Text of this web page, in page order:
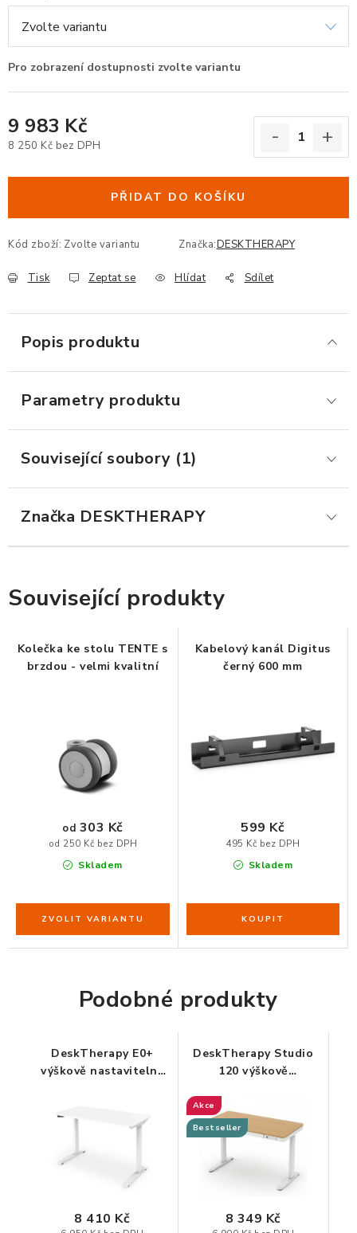
VÝSUVY A DRŽÁKY NA KLÁVESNICI
DRŽÁKY LCD MONITORŮ A TV
STOJANY POD NOTEBOOK
ORGANIZACE KABELŮ
STOJANY NA DOKUMENTY
LED STOLNÍ LAMPY
NÁDOBY NA ODPAD
DESIGN A STYL V KANCELÁŘI
ZDRAVÁ KANCELÁŘ
VODNÍ FILTRY
O nákupu Reklamace, výměna a vrácení
Showroom
9 983 Kč
8 250 Kč bez DPH
PŘIDAT DO KOŠÍKU
Kód zboží: Zvolte variantu Značka:DESKTHERAPY
Tisk Zeptat se Hlídat Sdílet
Popis produktu
Parametry produktu
Související soubory (1)
Značka DESKTHERAPY
Související produkty
Kolečka ke stolu TENTE s
brzdou - velmi kvalitní
Skladem
od 250 Kč bez DPH
od 303 Kč
Kabelový kanál Digitus
černý 600 mm
Skladem
495 Kč bez DPH
599 Kč
Podobné produkty
DeskTherapy E0+
výškově nastavitelný
8 410 Kč
DeskTherapy Studio
120 výškově
zásuvkou a malé
prostory
Akce
Bestseller
8 349 Kč